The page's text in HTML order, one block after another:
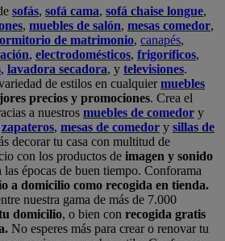
sofás, sofá cama, sofá chaise longue,
, muebles de salón, mesas comedor,
de matrimonio, canapés,
, electrodomésticos, frigoríficos,
, lavadora secadora, y televisiones.
de estilos en cualquiermuebles
precios y promociones. Crea el
a nuestros muebles de comedor y
zapateros, mesas de comedor y sillas de
decorar tu casa con multitud de
con los productos de imagen y sonido
las épocas de buen tiempo. Conforama
a domicilio como recogida en tienda.
nuestra gama de más de 7.000
domicilio, o bien con recogida gratis
No esperes más para crear o renovar tu